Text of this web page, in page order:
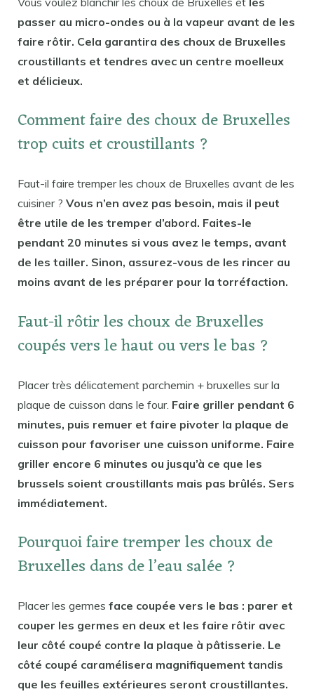
passer au micro-ondes ou à la vapeur avant de les
faire rôtir. Cela garantira des choux de Bruxelles
croustillants et tendres avec un centre moelleux
et délicieux.
Comment faire des choux de Bruxelles
trop cuits et croustillants ?
Faut-il faire tremper les choux de Bruxelles avant de les
cuisiner ? Vous n’en avez pas besoin, mais il peut
être utile de les tremper d’abord. Faites-le
pendant 20 minutes si vous avez le temps, avant
de les tailler. Sinon, assurez-vous de les rincer au
moins avant de les préparer pour la torréfaction.
Faut-il rôtir les choux de Bruxelles
coupés vers le haut ou vers le bas ?
Placer très délicatement parchemin + bruxelles sur la
plaque de cuisson dans le four. Faire griller pendant 6
minutes, puis remuer et faire pivoter la plaque de
cuisson pour favoriser une cuisson uniforme. Faire
griller encore 6 minutes ou jusqu’à ce que les
brussels soient croustillants mais pas brûlés. Sers
immédiatement.
Pourquoi faire tremper les choux de
Bruxelles dans de l’eau salée ?
Placer les germes face coupée vers le bas : parer et
couper les germes en deux et les faire rôtir avec
leur côté coupé contre la plaque à pâtisserie. Le
côté coupé caramélisera magnifiquement tandis
que les feuilles extérieures seront croustillantes.